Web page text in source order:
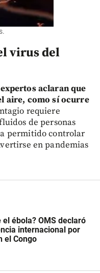
virus del
aclaran que
aire, como sí ocurre
requiere
de personas
permitido controlar
en pandemias
el ébola? OMS declaró
internacional por
el Congo